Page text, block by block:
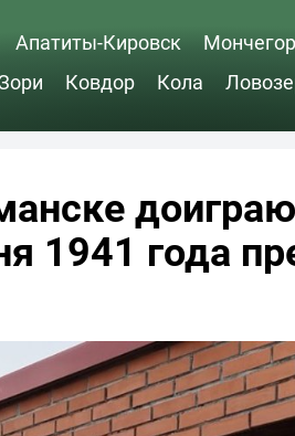
Апатиты-Кировск
Ковдор Кола
1941 года